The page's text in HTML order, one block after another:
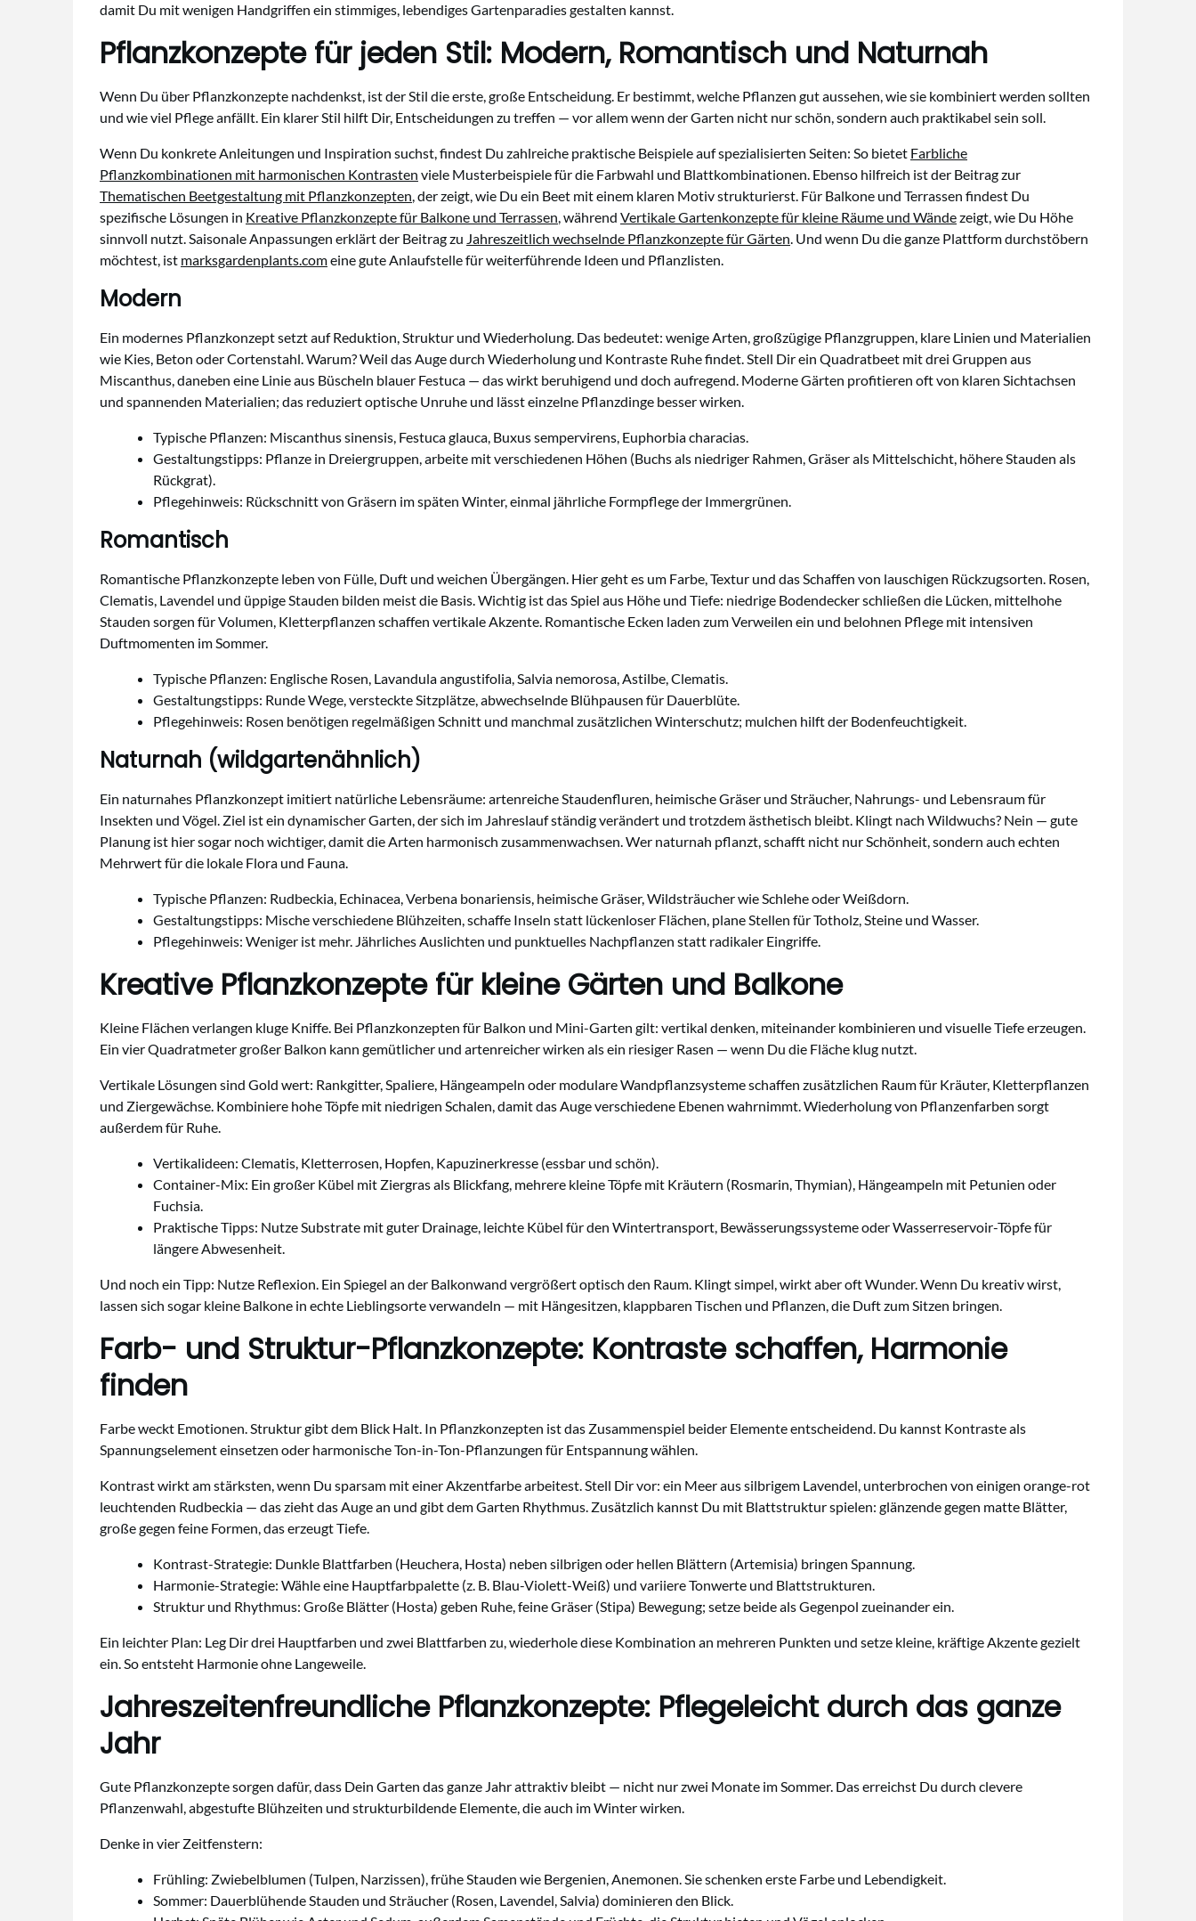
damit Du mit wenigen Handgriffen ein stimmiges, lebendiges Gartenparadies gestalten kannst.
Pflanzkonzepte für jeden Stil: Modern, Romantisch und Naturnah
Wenn Du über Pflanzkonzepte nachdenkst, ist der Stil die erste, große Entscheidung. Er bestimmt, welche Pflanzen gut aussehen, wie sie kombiniert werden sollten
und wie viel Pflege anfällt. Ein klarer Stil hilft Dir, Entscheidungen zu treffen — vor allem wenn der Garten nicht nur schön, sondern auch praktikabel sein soll.
Wenn Du konkrete Anleitungen und Inspiration suchst, findest Du zahlreiche praktische Beispiele auf spezialisierten Seiten: So bietet Farbliche
Pflanzkombinationen mit harmonischen Kontrasten viele Musterbeispiele für die Farbwahl und Blattkombinationen. Ebenso hilfreich ist der Beitrag zur
Thematischen Beetgestaltung mit Pflanzkonzepten, der zeigt, wie Du ein Beet mit einem klaren Motiv strukturierst. Für Balkone und Terrassen findest Du
spezifische Lösungen in Kreative Pflanzkonzepte für Balkone und Terrassen, während Vertikale Gartenkonzepte für kleine Räume und Wändezeigt, wie Du Höhe
sinnvoll nutzt. Saisonale Anpassungen erklärt der Beitrag zu Jahreszeitlich wechselnde Pflanzkonzepte für Gärten. Und wenn Du die ganze Plattform durchstöbern
möchtest, ist marksgardenplants.comeine gute Anlaufstelle für weiterführende Ideen und Pflanzlisten.
Modern
Ein modernes Pflanzkonzept setzt auf Reduktion, Struktur und Wiederholung. Das bedeutet: wenige Arten, großzügige Pflanzgruppen, klare Linien und Materialien
wie Kies, Beton oder Cortenstahl. Warum? Weil das Auge durch Wiederholung und Kontraste Ruhe findet. Stell Dir ein Quadratbeet mit drei Gruppen aus
Miscanthus, daneben eine Linie aus Büscheln blauer Festuca — das wirkt beruhigend und doch aufregend. Moderne Gärten profitieren oft von klaren Sichtachsen
und spannenden Materialien; das reduziert optische Unruhe und lässt einzelne Pflanzdinge besser wirken.
Typische Pflanzen: Miscanthus sinensis, Festuca glauca, Buxus sempervirens, Euphorbia characias.
Gestaltungstipps: Pflanze in Dreiergruppen, arbeite mit verschiedenen Höhen (Buchs als niedriger Rahmen, Gräser als Mittelschicht, höhere Stauden als
Rückgrat).
Pflegehinweis: Rückschnitt von Gräsern im späten Winter, einmal jährliche Formpflege der Immergrünen.
Romantisch
Romantische Pflanzkonzepte leben von Fülle, Duft und weichen Übergängen. Hier geht es um Farbe, Textur und das Schaffen von lauschigen Rückzugsorten. Rosen,
Clematis, Lavendel und üppige Stauden bilden meist die Basis. Wichtig ist das Spiel aus Höhe und Tiefe: niedrige Bodendecker schließen die Lücken, mittelhohe
Stauden sorgen für Volumen, Kletterpflanzen schaffen vertikale Akzente. Romantische Ecken laden zum Verweilen ein und belohnen Pflege mit intensiven
Duftmomenten im Sommer.
Typische Pflanzen: Englische Rosen, Lavandula angustifolia, Salvia nemorosa, Astilbe, Clematis.
Gestaltungstipps: Runde Wege, versteckte Sitzplätze, abwechselnde Blühpausen für Dauerblüte.
Pflegehinweis: Rosen benötigen regelmäßigen Schnitt und manchmal zusätzlichen Winterschutz; mulchen hilft der Bodenfeuchtigkeit.
Naturnah (wildgartenähnlich)
Ein naturnahes Pflanzkonzept imitiert natürliche Lebensräume: artenreiche Staudenfluren, heimische Gräser und Sträucher, Nahrungs- und Lebensraum für
Insekten und Vögel. Ziel ist ein dynamischer Garten, der sich im Jahreslauf ständig verändert und trotzdem ästhetisch bleibt. Klingt nach Wildwuchs? Nein — gute
Planung ist hier sogar noch wichtiger, damit die Arten harmonisch zusammenwachsen. Wer naturnah pflanzt, schafft nicht nur Schönheit, sondern auch echten
Mehrwert für die lokale Flora und Fauna.
Typische Pflanzen: Rudbeckia, Echinacea, Verbena bonariensis, heimische Gräser, Wildsträucher wie Schlehe oder Weißdorn.
Gestaltungstipps: Mische verschiedene Blühzeiten, schaffe Inseln statt lückenloser Flächen, plane Stellen für Totholz, Steine und Wasser.
Pflegehinweis: Weniger ist mehr. Jährliches Auslichten und punktuelles Nachpflanzen statt radikaler Eingriffe.
Kreative Pflanzkonzepte für kleine Gärten und Balkone
Kleine Flächen verlangen kluge Kniffe. Bei Pflanzkonzepten für Balkon und Mini-Garten gilt: vertikal denken, miteinander kombinieren und visuelle Tiefe erzeugen.
Ein vier Quadratmeter großer Balkon kann gemütlicher und artenreicher wirken als ein riesiger Rasen — wenn Du die Fläche klug nutzt.
Vertikale Lösungen sind Gold wert: Rankgitter, Spaliere, Hängeampeln oder modulare Wandpflanzsysteme schaffen zusätzlichen Raum für Kräuter, Kletterpflanzen
und Ziergewächse. Kombiniere hohe Töpfe mit niedrigen Schalen, damit das Auge verschiedene Ebenen wahrnimmt. Wiederholung von Pflanzenfarben sorgt
außerdem für Ruhe.
Vertikalideen: Clematis, Kletterrosen, Hopfen, Kapuzinerkresse (essbar und schön).
Container-Mix: Ein großer Kübel mit Ziergras als Blickfang, mehrere kleine Töpfe mit Kräutern (Rosmarin, Thymian), Hängeampeln mit Petunien oder
Fuchsia.
Praktische Tipps: Nutze Substrate mit guter Drainage, leichte Kübel für den Wintertransport, Bewässerungssysteme oder Wasserreservoir-Töpfe für
längere Abwesenheit.
Und noch ein Tipp: Nutze Reflexion. Ein Spiegel an der Balkonwand vergrößert optisch den Raum. Klingt simpel, wirkt aber oft Wunder. Wenn Du kreativ wirst,
lassen sich sogar kleine Balkone in echte Lieblingsorte verwandeln — mit Hängesitzen, klappbaren Tischen und Pflanzen, die Duft zum Sitzen bringen.
Farb- und Struktur-Pflanzkonzepte: Kontraste schaffen, Harmonie
finden
Farbe weckt Emotionen. Struktur gibt dem Blick Halt. In Pflanzkonzepten ist das Zusammenspiel beider Elemente entscheidend. Du kannst Kontraste als
Spannungselement einsetzen oder harmonische Ton-in-Ton-Pflanzungen für Entspannung wählen.
Kontrast wirkt am stärksten, wenn Du sparsam mit einer Akzentfarbe arbeitest. Stell Dir vor: ein Meer aus silbrigem Lavendel, unterbrochen von einigen orange-rot
leuchtenden Rudbeckia — das zieht das Auge an und gibt dem Garten Rhythmus. Zusätzlich kannst Du mit Blattstruktur spielen: glänzende gegen matte Blätter,
große gegen feine Formen, das erzeugt Tiefe.
Kontrast-Strategie: Dunkle Blattfarben (Heuchera, Hosta) neben silbrigen oder hellen Blättern (Artemisia) bringen Spannung.
Harmonie-Strategie: Wähle eine Hauptfarbpalette (z. B. Blau-Violett-Weiß) und variiere Tonwerte und Blattstrukturen.
Struktur und Rhythmus: Große Blätter (Hosta) geben Ruhe, feine Gräser (Stipa) Bewegung; setze beide als Gegenpol zueinander ein.
Ein leichter Plan: Leg Dir drei Hauptfarben und zwei Blattfarben zu, wiederhole diese Kombination an mehreren Punkten und setze kleine, kräftige Akzente gezielt
ein. So entsteht Harmonie ohne Langeweile.
Jahreszeitenfreundliche Pflanzkonzepte: Pflegeleicht durch das ganze
Jahr
Gute Pflanzkonzepte sorgen dafür, dass Dein Garten das ganze Jahr attraktiv bleibt — nicht nur zwei Monate im Sommer. Das erreichst Du durch clevere
Pflanzenwahl, abgestufte Blühzeiten und strukturbildende Elemente, die auch im Winter wirken.
Denke in vier Zeitfenstern:
Frühling: Zwiebelblumen (Tulpen, Narzissen), frühe Stauden wie Bergenien, Anemonen. Sie schenken erste Farbe und Lebendigkeit.
Sommer: Dauerblühende Stauden und Sträucher (Rosen, Lavendel, Salvia) dominieren den Blick.